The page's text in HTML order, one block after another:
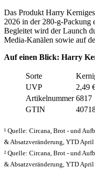
Das Produkt Harry
2026 in der 280-g-
Begleitet wird der Launch
Media-Kanälen sowie auf
Auf einen Blick: Harry
Sorte
UVP
2,49
Artikelnummer 6817
GTIN
¹ Quelle: Circana, Brot - und
& Absatzveränderung, YTD
² Quelle: Circana, Brot - und
& Absatzveränderung, YTD